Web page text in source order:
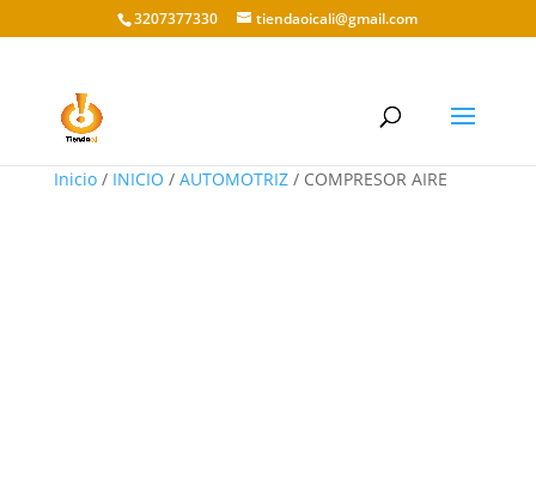
3207377330 tiendaoicali@gmail.com
Inicio/ INICIO / AUTOMOTRIZ/ COMPRESOR AIRE